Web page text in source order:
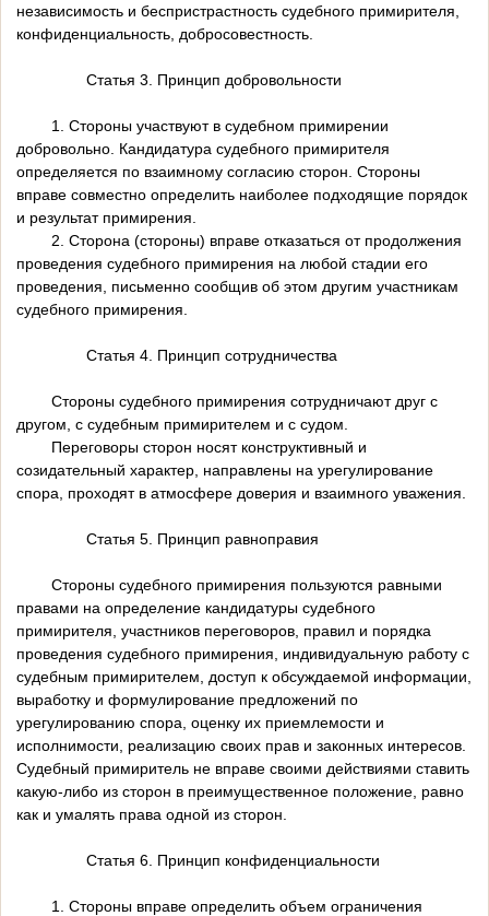
независимость и беспристрастность судебного примирителя,
конфиденциальность, добросовестность.
Статья 3. Принцип добровольности
1. Стороны участвуют в судебном примирении
добровольно. Кандидатура судебного примирителя
определяется по взаимному согласию сторон. Стороны
вправе совместно определить наиболее подходящие порядок
и результат примирения.
2. Сторона (стороны) вправе отказаться от продолжения
проведения судебного примирения на любой стадии его
проведения, письменно сообщив об этом другим участникам
судебного примирения.
Статья 4. Принцип сотрудничества
Стороны судебного примирения сотрудничают друг с
другом, с судебным примирителем и с судом.
Переговоры сторон носят конструктивный и
созидательный характер, направлены на урегулирование
спора, проходят в атмосфере доверия и взаимного уважения.
Статья 5. Принцип равноправия
Стороны судебного примирения пользуются равными
правами на определение кандидатуры судебного
примирителя, участников переговоров, правил и порядка
проведения судебного примирения, индивидуальную работу с
судебным примирителем, доступ к обсуждаемой информации,
выработку и формулирование предложений по
урегулированию спора, оценку их приемлемости и
исполнимости, реализацию своих прав и законных интересов.
Судебный примиритель не вправе своими действиями ставить
какую-либо из сторон в преимущественное положение, равно
как и умалять права одной из сторон.
Статья 6. Принцип конфиденциальности
1. Стороны вправе определить объем ограничения